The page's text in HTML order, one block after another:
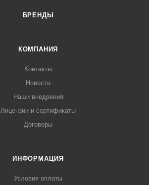
БРЕНДЫ
КОМПАНИЯ
Контакты
Новости
Наши внедрения
Лицензии и сертификаты
Договоры
ИНФОРМАЦИЯ
Условия оплаты